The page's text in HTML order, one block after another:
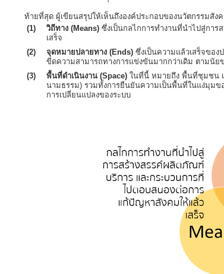
ท้ายที่สุด ผู้เขียนสรุปให้เห็นถึงองค์ประกอบของนวัตกรรมสัง
(1)
วิถีทาง (Means)ซึ่งเป็นกลไกการทำงานที่นำไปสู่กา
เสร็จ
(2)
จุดหมายปลายทาง (Ends)ซึ่งเป็นความแล้วเสร็จขอ
ขีดความสามารถทางการแข่งขันมากกว่าเดิม ตามนัย
(3)
พื้นที่ดำเนินงาน (Space)ในที่นี้ หมายถึง พื้นที่ชุมชน เ
นามธรรม) รวมทั้งการยืนยันความเป็นพื้นที่ในแง่มุมข
การเปลี่ยนแปลงของระบบ